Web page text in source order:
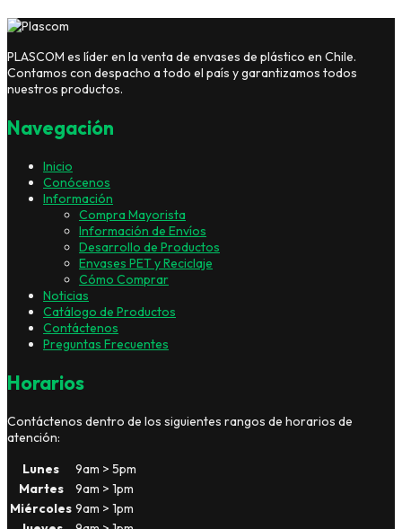
PLASCOM es líder en la venta de envases de plástico en Chile.
Contamos con despacho a todo el país y garantizamos todos
nuestros productos.
Navegación
Inicio
Conócenos
Información
Compra Mayorista
Información de Envíos
Desarrollo de Productos
Envases PET y Reciclaje
Cómo Comprar
Noticias
Catálogo de Productos
Contáctenos
Preguntas Frecuentes
Horarios
Contáctenos dentro de los siguientes rangos de horarios de
atención:
Lunes
9am > 5pm
Martes
9am > 1pm
Miércoles 9am > 1pm